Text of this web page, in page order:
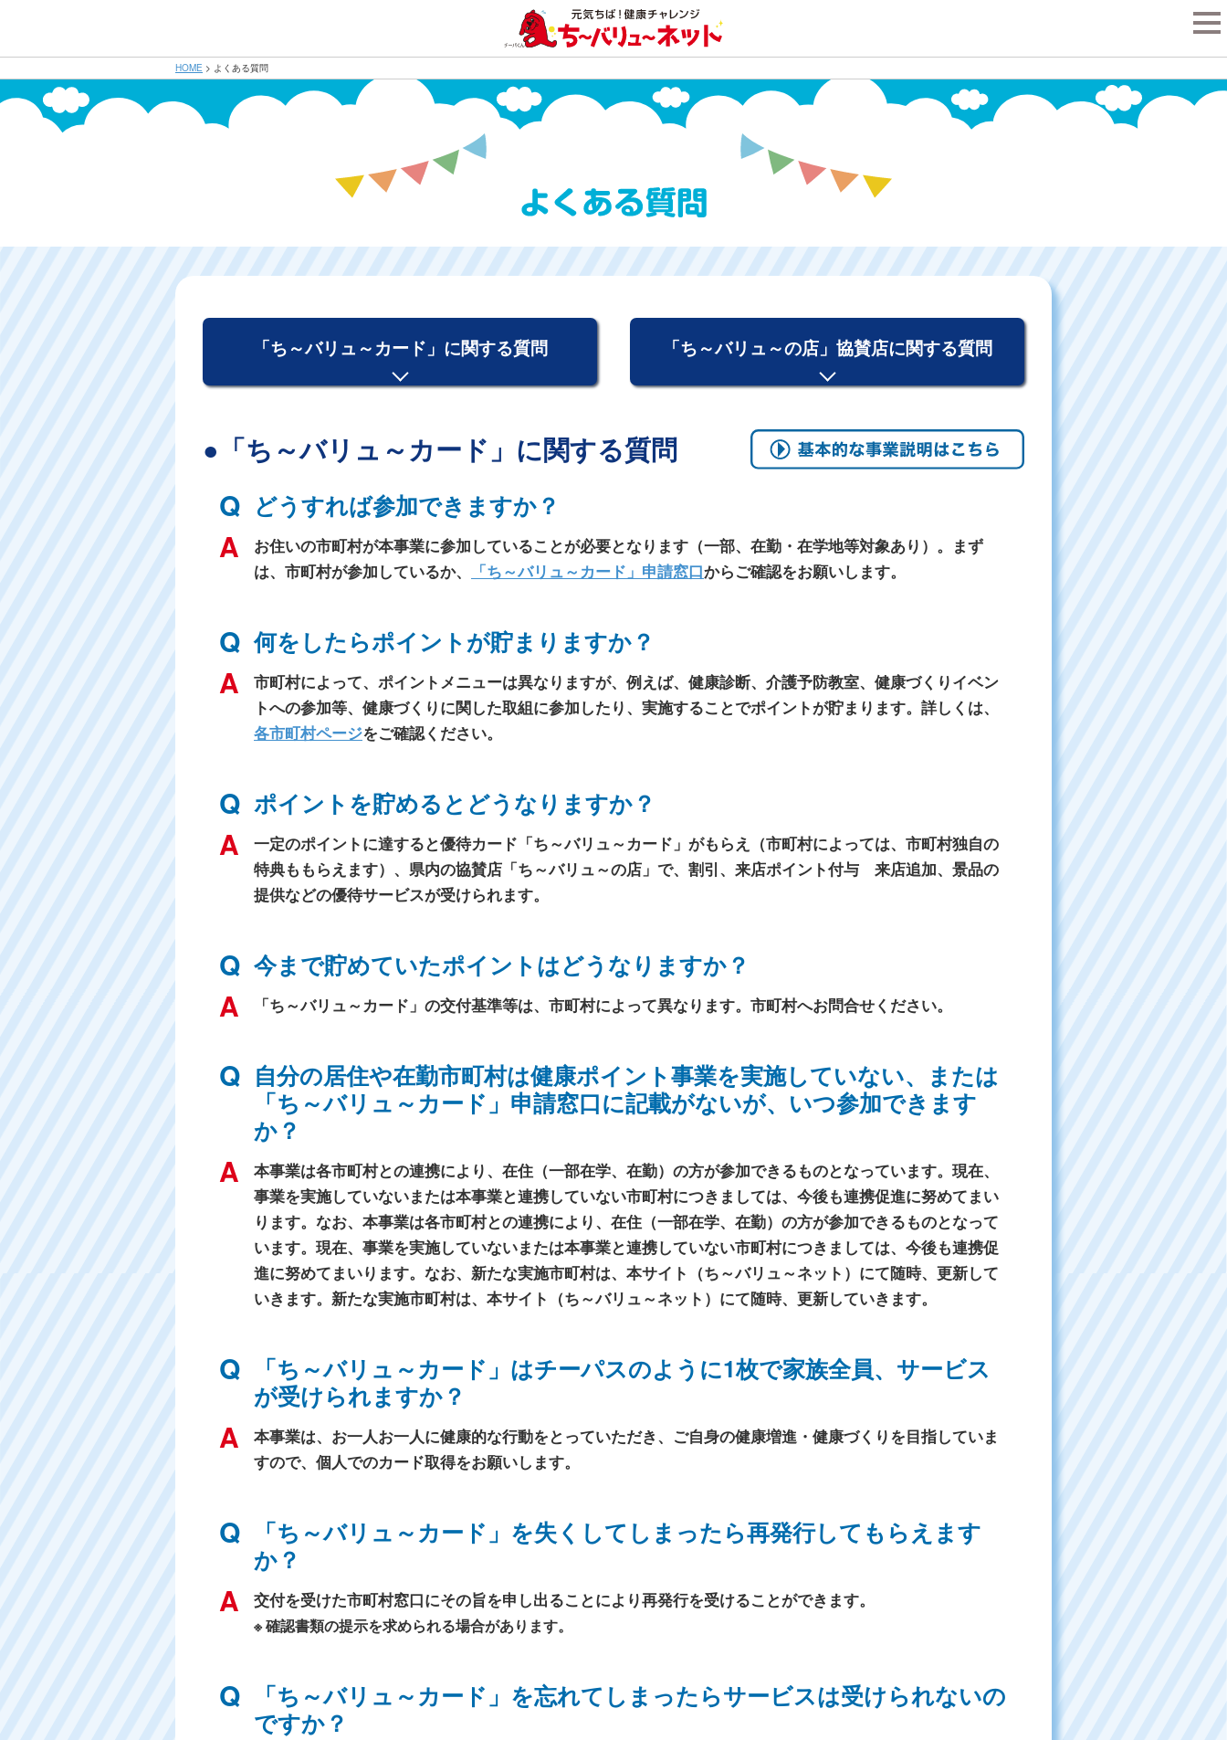
HOME > よくある質問
「ち～バリュ～カード」に関する質問 「ち～バリュ～の店」協賛店に関する質問
●「ち～バリュ～カード」に関する質問
どうすれば参加できますか？
お住いの市町村が本事業に参加していることが必要となります（一部、在勤・在学地等対象あり）。まず
は、市町村が参加しているか、
「ち～バリュ～カード」申請窓口からご確認をお願いします。
何をしたらポイントが貯まりますか？
市町村によって、ポイントメニューは異なりますが、例えば、健康診断、介護予防教室、健康づくりイベン
トへの参加等、健康づくりに関した取組に参加したり、実施することでポイントが貯まります。詳しくは、
各市町村ページをご確認ください。
ポイントを貯めるとどうなりますか？
一定のポイントに達すると優待カード「ち～バリュ～カード」がもらえ（市町村によっては、市町村独自の
特典ももらえます）、県内の協賛店「ち～バリュ～の店」で、割引、来店ポイント付与 来店追加、景品の
提供などの優待サービスが受けられます。
今まで貯めていたポイントはどうなりますか？
「ち～バリュ～カード」の交付基準等は、市町村によって異なります。市町村へお問合せください。
自分の居住や在勤市町村は健康ポイント事業を実施していない、または
「ち～バリュ～カード」申請窓口に記載がないが、いつ参加できます
か？
本事業は各市町村との連携により、在住（一部在学、在勤）の方が参加できるものとなっています。現在、
事業を実施していないまたは本事業と連携していない市町村につきましては、今後も連携促進に努めてまい
ります。なお、本事業は各市町村との連携により、在住（一部在学、在勤）の方が参加できるものとなって
います。現在、事業を実施していないまたは本事業と連携していない市町村につきましては、今後も連携促
進に努めてまいります。なお、新たな実施市町村は、本サイト（ち～バリュ～ネット）にて随時、更新して
いきます。新たな実施市町村は、本サイト（ち～バリュ～ネット）にて随時、更新していきます。
「ち～バリュ～カード」はチーパスのように1枚で家族全員、サービス
が受けられますか？
本事業は、お一人お一人に健康的な行動をとっていただき、ご自身の健康増進・健康づくりを目指していま
すので、個人でのカード取得をお願いします。
「ち～バリュ～カード」を失くしてしまったら再発行してもらえます
か？
交付を受けた市町村窓口にその旨を申し出ることにより再発行を受けることができます。
※ 確認書類の提示を求められる場合があります。
「ち～バリュ～カード」を忘れてしまったらサービスは受けられないの
ですか？